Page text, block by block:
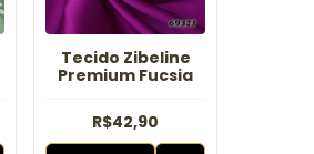
Tecido Zibeline
Premium Fucsia
R$42,90